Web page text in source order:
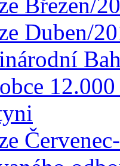
Březen/
Duben/